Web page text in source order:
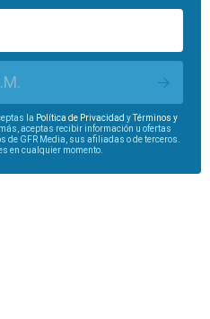
la Política de Privacidad yTérminos y
aceptas recibir información u ofertas
de GFR Media, sus afiliadas o de terceros.
en cualquier momento.